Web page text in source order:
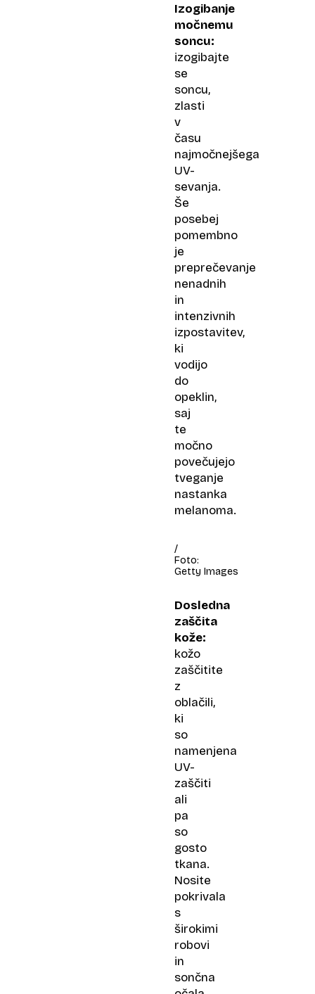
Izogibanje
močnemu
soncu:
izogibajte
se
soncu,
zlasti
v
času
najmočnejšega
UV-
sevanja.
Še
posebej
pomembno
je
preprečevanje
nenadnih
in
intenzivnih
izpostavitev,
ki
vodijo
do
opeklin,
saj
te
močno
povečujejo
tveganje
nastanka
melanoma.
/
Foto:
Getty Images
Dosledna
zaščita
kože:
kožo
zaščitite
z
oblačili,
ki
so
namenjena
UV-
zaščiti
ali
pa
so
gosto
tkana.
Nosite
pokrivala
s
širokimi
robovi
in
sončna